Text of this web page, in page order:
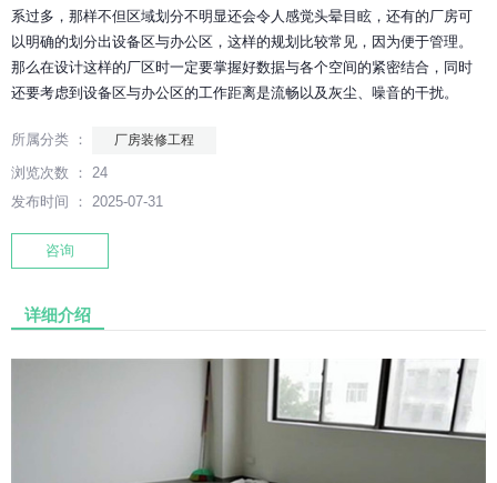
系过多，那样不但区域划分不明显还会令人感觉头晕目眩，还有的厂房可
以明确的划分出设备区与办公区，这样的规划比较常见，因为便于管理。
那么在设计这样的厂区时一定要掌握好数据与各个空间的紧密结合，同时
还要考虑到设备区与办公区的工作距离是流畅以及灰尘、噪音的干扰。
所属分类 ： 厂房装修工程
浏览次数 ： 24
发布时间 ： 2025-07-31
咨询
详细介绍